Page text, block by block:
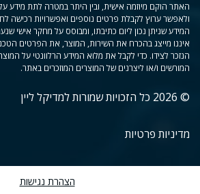
האתר הוקם מיוזמה אישית, ובין היתר במטרה לתת מידע
ולאפשר ערוץ לקבלת פרטים נוספים ואפשרויות רכישה
המידע שניתן נכון ליום כתיבתו, ומבוסס על מחקר אישי
איננו מייצג בהכרח את השירות, המוצר, את הפרטים
הנזכר לצידו. כדי לקבל את מלוא המידע הרלוונטי על
המורשים ו/או ליצרנים של המוצרים המוזכרים באתר.
© 2026 כל הזכויות שמורות למדיקל ליין
מדיניות פרטיות
הצהרת נגישות